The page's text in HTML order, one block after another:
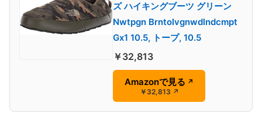
ズ ハイキングブーツ グリーン
Nwtpgn Brntolvgnwdlndcmpt
Gx1 10.5, トープ, 10.5
￥32,813
Amazonで見る ↗
￥32,813 ↗